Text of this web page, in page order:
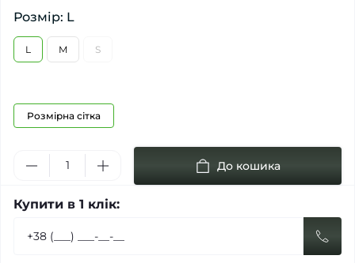
Розмір: L
L M S
Розмірна сітка
До кошика
Купити в 1 клік: